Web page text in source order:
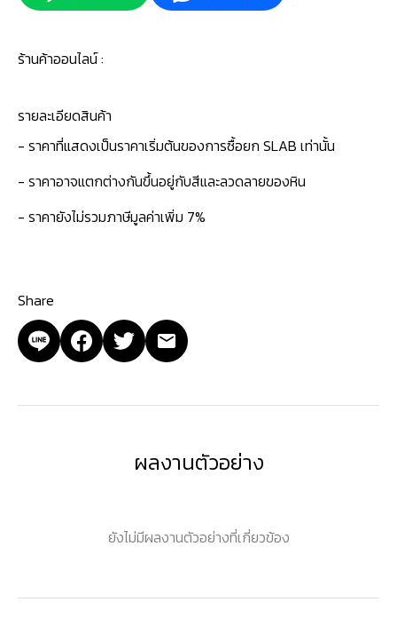
ร้านค้าออนไลน์ :
รายละเอียดสินค้า
- ราคาที่แสดงเป็นราคาเริ่มต้นของการซื้อยก SLAB เท่านั้น
- ราคาอาจแตกต่างกันขึ้นอยู่กับสีและลวดลายของหิน
- ราคายังไม่รวมภาษีมูลค่าเพิ่ม 7%
Share
ผลงานตัวอย่าง
ยังไม่มีผลงานตัวอย่างที่เกี่ยวข้อง